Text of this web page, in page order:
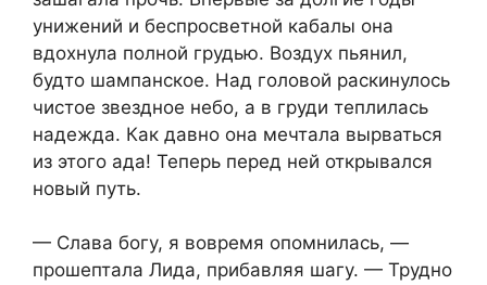
унижений и беспросветной кабалы она
вдохнула полной грудью. Воздух пьянил,
будто шампанское. Над головой раскинулось
чистое звездное небо, а в груди теплилась
надежда. Как давно она мечтала вырваться
из этого ада! Теперь перед ней открывался
новый путь.
— Слава богу, я вовремя опомнилась, —
прошептала Лида, прибавляя шагу. — Трудно